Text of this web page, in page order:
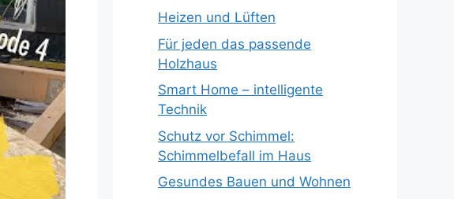
Heizen und Lüften
Für jeden das passende
Holzhaus
Smart Home – intelligente
Technik
Schutz vor Schimmel:
Schimmelbefall im Haus
Gesundes Bauen und Wohnen